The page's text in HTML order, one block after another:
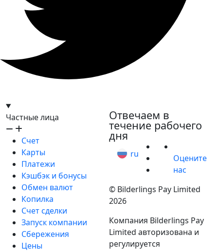
Частные лица
Счет
Карты
Платежи
Кэшбэк и бонусы
Обмен валют
Копилка
Счет сделки
Запуск компании
Сбережения
Цены
Отвечаем в
течение рабочего
дня
ru
Оцените
нас
© Bilderlings Pay Limited
2026
Компания Bilderlings Pay
Limited авторизована и
регулируется